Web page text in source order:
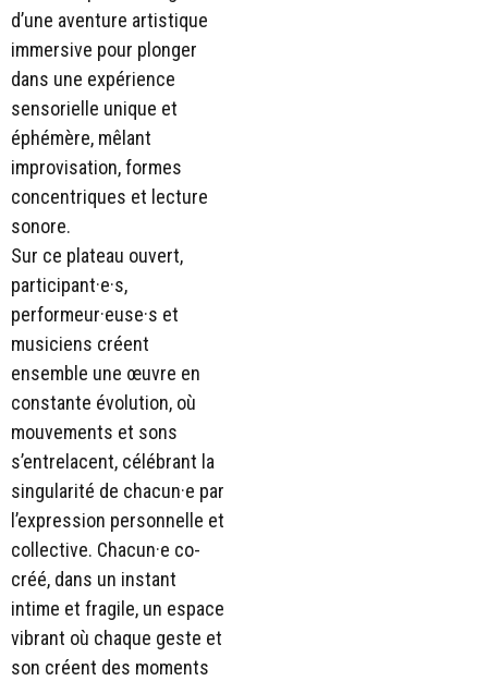
d’une aventure artistique
immersive pour plonger
dans une expérience
sensorielle unique et
éphémère, mêlant
improvisation, formes
concentriques et lecture
sonore.
Sur ce plateau ouvert,
participant·e·s,
performeur·euse·s et
musiciens créent
ensemble une œuvre en
constante évolution, où
mouvements et sons
s’entrelacent, célébrant la
singularité de chacun·e par
l’expression personnelle et
collective. Chacun·e co-
créé, dans un instant
intime et fragile, un espace
vibrant où chaque geste et
son créent des moments